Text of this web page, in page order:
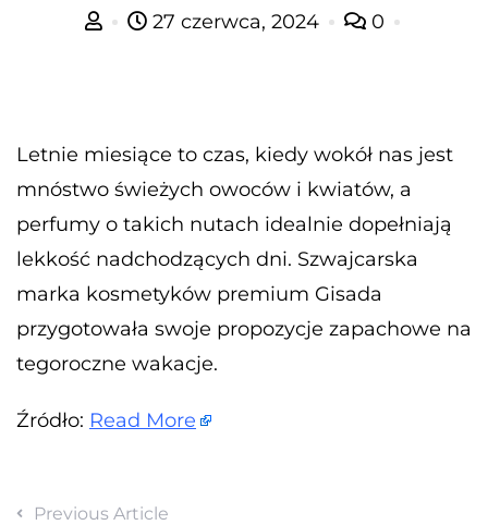
27 czerwca, 2024 0
Letnie miesiące to czas, kiedy wokół nas jest
mnóstwo świeżych owoców i kwiatów, a
perfumy o takich nutach idealnie dopełniają
lekkość nadchodzących dni. Szwajcarska
marka kosmetyków premium Gisada
przygotowała swoje propozycje zapachowe na
tegoroczne wakacje.
Źródło: Read More
Previous Article